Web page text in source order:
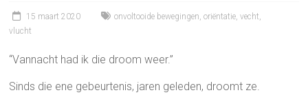
15 maart 2020 onvoltooide bewegingen ,oriëntatie ,vecht
vlucht
“Vannacht had ik die droom weer.”
Sinds die ene gebeurtenis, jaren geleden, droomt ze.